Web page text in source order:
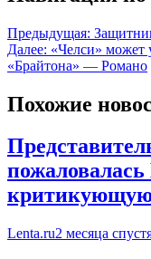
Предыдущая:
Далее: «Челси» может
«Брайтона» — Романо
Похожие
Lenta.ru2 месяца